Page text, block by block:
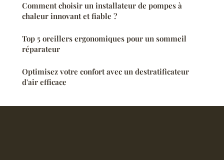
Comment choisir un installateur de pompes à
chaleur innovant et fiable ?
Top 5 oreillers ergonomiques pour un sommeil
réparateur
Optimisez votre confort avec un destratificateur
d'air efficace